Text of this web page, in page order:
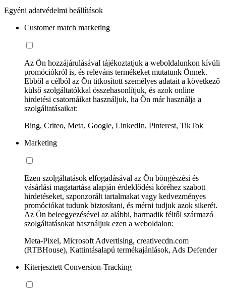
Egyéni adatvédelmi beállítások
Customer match marketing
Az Ön hozzájárulásával tájékoztatjuk a weboldalunkon kívüli
promóciókról is, és releváns termékeket mutatunk Önnek.
Ebből a célból az Ön titkosított személyes adatait a következő
külső szolgáltatókkal összehasonlítjuk, és azok online
hirdetési csatornáikat használjuk, ha Ön már használja a
szolgáltatásaikat:
Bing, Criteo, Meta, Google, LinkedIn, Pinterest, TikTok
Marketing
Ezen szolgáltatások elfogadásával az Ön böngészési és
vásárlási magatartása alapján érdeklődési köréhez szabott
hirdetéseket, szponzorált tartalmakat vagy kedvezményes
promóciókat tudunk biztosítani, és mérni tudjuk azok sikerét.
Az Ön beleegyezésével az alábbi, harmadik féltől származó
szolgáltatásokat használjuk ezen a weboldalon:
Meta-Pixel, Microsoft Advertising, creativecdn.com
(RTBHouse), Kattintásalapú termékajánlások, Ads Defender
Kiterjesztett Conversion-Tracking